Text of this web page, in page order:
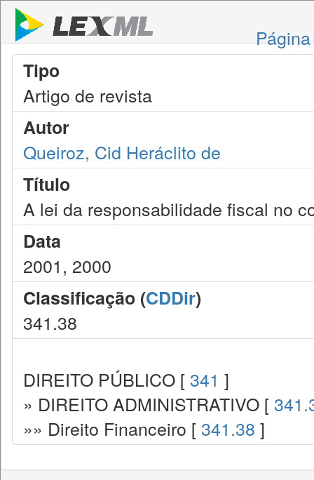
Tipo
Artigo de revista
Autor
Queiroz, Cid Heráclito de
Título
A lei da responsabilidade fiscal no
Data
2001, 2000
Classificação (CDDir)
341.38
DIREITO PÚBLICO [ 341 ]
» DIREITO ADMINISTRATIVO [
»» Direito Financeiro [ 341.38 ]